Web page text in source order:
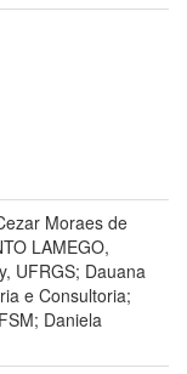
Moraes de
LAMEGO,
UFRGS; Dauana
e Consultoria;
Daniela